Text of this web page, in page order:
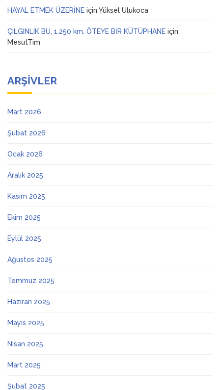
HAYAL ETMEK ÜZERİNE için Yüksel Ulukoca
ÇILGINLIK BU, 1.250 km. ÖTEYE BİR KÜTÜPHANE için
MesutTim
ARŞIVLER
Mart 2026
Şubat 2026
Ocak 2026
Aralık 2025
Kasım 2025
Ekim 2025
Eylül 2025
Ağustos 2025
Temmuz 2025
Haziran 2025
Mayıs 2025
Nisan 2025
Mart 2025
Şubat 2025